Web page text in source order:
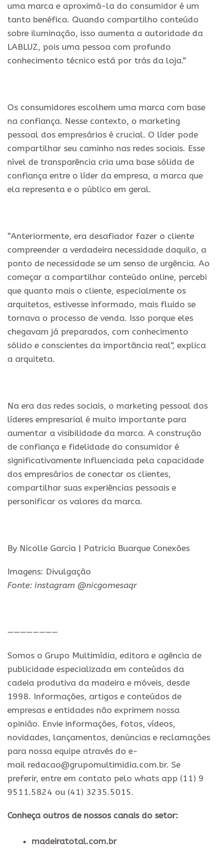
uma marca e aproximá-la do consumidor é um
tanto benéfica. Quando compartilho conteúdo
sobre iluminação, isso aumenta a autoridade da
LABLUZ, pois uma pessoa com profundo
conhecimento técnico está por trás da loja.”
Os consumidores escolhem uma marca com base
na confiança. Nesse contexto, o marketing
pessoal dos empresários é crucial. O líder pode
compartilhar seu caminho nas redes sociais. Esse
nível de transparência cria uma base sólida de
confiança entre o líder da empresa, a marca que
ela representa e o público em geral.
“Anteriormente, era desafiador fazer o cliente
compreender a verdadeira necessidade daquilo, a
ponto de necessidade se um senso de urgência. Ao
começar a compartilhar conteúdo online, percebi
que quanto mais o cliente, especialmente os
arquitetos, estivesse informado, mais fluido se
tornava o processo de venda. Isso porque eles
chegavam já preparados, com conhecimento
sólido e conscientes da importância real”, explica
a arquiteta.
Na era das redes sociais, o marketing pessoal dos
líderes empresarial é muito importante para
aumentar a visibilidade da marca. A construção
de confiança e fidelidade do consumidor é
significativamente influenciada pela capacidade
dos empresários de conectar os clientes,
compartilhar suas experiências pessoais e
personificar os valores da marca.
By Nicolle Garcia | Patricia Buarque Conexões
Imagens: Divulgação
Fonte: instagram @nicgomesaqr
————————
Somos o Grupo Multimídia, editora e agência de
publicidade especializada em conteúdos da
cadeia produtiva da madeira e móveis, desde
1998. Informações, artigos e conteúdos de
empresas e entidades não exprimem nossa
opinião. Envie informações, fotos, vídeos,
novidades, lançamentos, denúncias e reclamações
para nossa equipe através do e-
mail redacao@grupomultimidia.com.br. Se
preferir, entre em contato pelo whats app (11) 9
9511.5824 ou (41) 3235.5015.
Conheça outros de nossos canais do setor:
madeiratotal.com.br